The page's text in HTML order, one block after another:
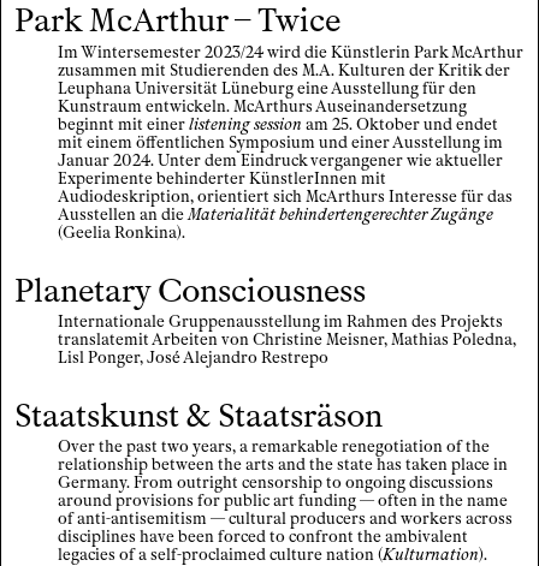
Park McArthur – Twice
Im Wintersemester 2023/24 wird die Künstlerin Park McArthur
zusammen mit Studierenden des M.A. Kulturen der Kritik der
Leuphana Universität Lüneburg eine Ausstellung für den
Kunstraum entwickeln. McArthurs Auseinandersetzung
beginnt mit einerlistening session am 25. Oktober und endet
mit einem öffentlichen Symposium und einer Ausstellung im
Januar 2024. Unter dem Eindruck vergangener wie aktueller
Experimente behinderter KünstlerInnen mit
Audiodeskription, orientiert sich McArthurs Interesse für das
Ausstellen an die Materialität behindertengerechter Zugänge
(Geelia Ronkina).
Planetary Consciousness
Internationale Gruppenausstellung im Rahmen des Projekts
translatemit Arbeiten von Christine Meisner, Mathias Poledna,
Lisl Ponger, José Alejandro Restrepo
Staatskunst & Staatsräson
Over the past two years, a remarkable renegotiation of the
relationship between the arts and the state has taken place in
Germany. From outright censorship to ongoing discussions
around provisions for public art funding — often in the name
of anti-antisemitism — cultural producers and workers across
disciplines have been forced to confront the ambivalent
legacies of a self-proclaimed culture nation (Kulturnation).